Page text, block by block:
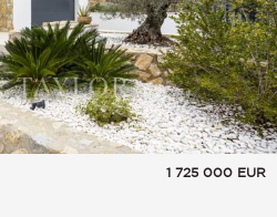
1 725 000 EUR